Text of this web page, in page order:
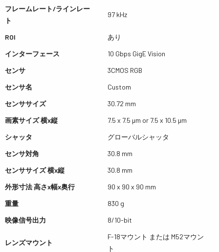
フレームレート/ラインレー
ト
97 kHz
ROI
あり
インターフェース
10 Gbps GigE Vision
センサ
3CMOS RGB
センサ名
Custom
センササイズ
30.72 mm
画素サイズ 横x縦
7.5 x 7.5 µm or 7.5 x 10.5 µm
シャッタ
グローバルシャッタ
センサ対角
30.8 mm
センササイズ 横x縦
30.8 mm
外形寸法 高さx幅x奥行
90 x 90 x 90 mm
重量
830 g
映像信号出力
8/10-bit
レンズマウント
F-18マウント または M52マウン
ト